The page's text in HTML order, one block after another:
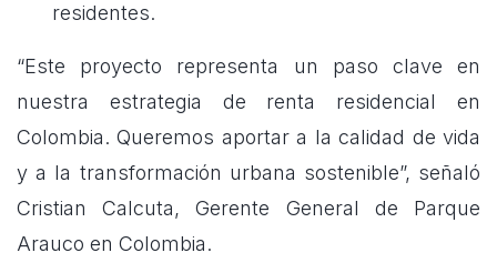
residentes.
“Este proyecto representa un paso clave en
nuestra estrategia de renta residencial en
Colombia. Queremos aportar a la calidad de vida
y a la transformación urbana sostenible”, señaló
Cristian Calcuta, Gerente General de Parque
Arauco en Colombia.